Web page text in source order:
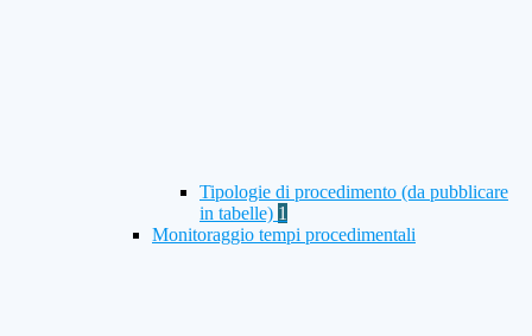
Tipologie di procedimento (da pubblicare
in tabelle) 1
Monitoraggio tempi procedimentali